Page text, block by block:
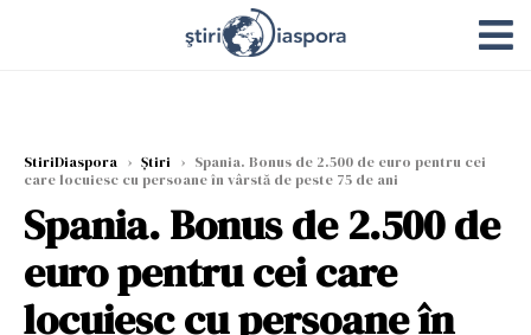
StiriDiaspora › Știri › Spania. Bonus de 2.500 de euro pentru cei
care locuiesc cu persoane în vârstă de peste 75 de ani
Spania. Bonus de 2.500 de
euro pentru cei care
locuiesc cu persoane în